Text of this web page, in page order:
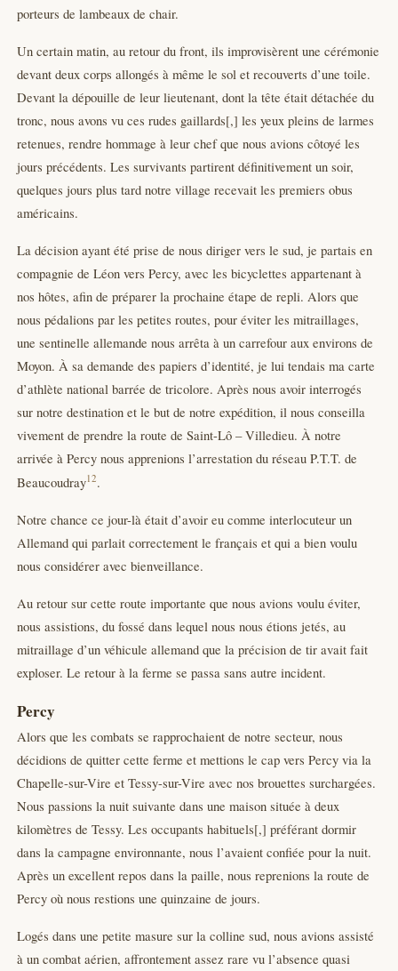
porteurs de lambeaux de chair.
Un certain matin, au retour du front, ils improvisèrent une cérémonie
devant deux corps allongés à même le sol et recouverts d’une toile.
Devant la dépouille de leur lieutenant, dont la tête était détachée du
tronc, nous avons vu ces rudes gaillards[,] les yeux pleins de larmes
retenues, rendre hommage à leur chef que nous avions côtoyé les
jours précédents. Les survivants partirent définitivement un soir,
quelques jours plus tard notre village recevait les premiers obus
américains.
La décision ayant été prise de nous diriger vers le sud, je partais en
compagnie de Léon vers Percy, avec les bicyclettes appartenant à
nos hôtes, afin de préparer la prochaine étape de repli. Alors que
nous pédalions par les petites routes, pour éviter les mitraillages,
une sentinelle allemande nous arrêta à un carrefour aux environs de
Moyon. À sa demande des papiers d’identité, je lui tendais ma carte
d’athlète national barrée de tricolore. Après nous avoir interrogés
sur notre destination et le but de notre expédition, il nous conseilla
vivement de prendre la route de Saint-Lô – Villedieu. À notre
arrivée à Percy nous apprenions l’arrestation du réseau P.T.T. de
Beaucoudray12.
Notre chance ce jour-là était d’avoir eu comme interlocuteur un
Allemand qui parlait correctement le français et qui a bien voulu
nous considérer avec bienveillance.
Au retour sur cette route importante que nous avions voulu éviter,
nous assistions, du fossé dans lequel nous nous étions jetés, au
mitraillage d’un véhicule allemand que la précision de tir avait fait
exploser. Le retour à la ferme se passa sans autre incident.
Percy
Alors que les combats se rapprochaient de notre secteur, nous
décidions de quitter cette ferme et mettions le cap vers Percy via la
Chapelle-sur-Vire et Tessy-sur-Vire avec nos brouettes surchargées.
Nous passions la nuit suivante dans une maison située à deux
kilomètres de Tessy. Les occupants habituels[,] préférant dormir
dans la campagne environnante, nous l’avaient confiée pour la nuit.
Après un excellent repos dans la paille, nous reprenions la route de
Percy où nous restions une quinzaine de jours.
Logés dans une petite masure sur la colline sud, nous avions assisté
à un combat aérien, affrontement assez rare vu l’absence quasi